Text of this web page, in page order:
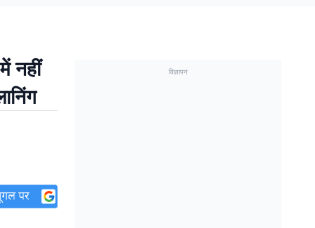
नहीं
विज्ञापन